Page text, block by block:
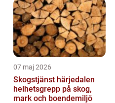
07 maj 2026
Skogstjänst härjedalen
helhetsgrepp på skog,
mark och boendemiljö